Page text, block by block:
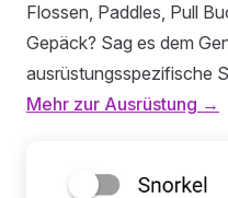
Flossen, Paddles, Pull
Gepäck? Sag es dem
ausrüstungsspezifische
Mehr zur Ausrüstung →